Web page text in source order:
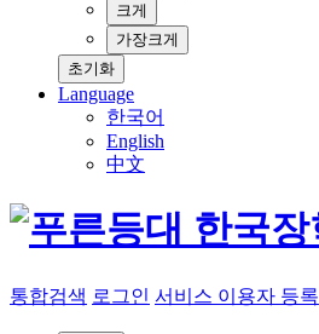
크게
가장크게
초기화
Language
한국어
English
中文
통합검색 로그인 서비스 이용자 등록